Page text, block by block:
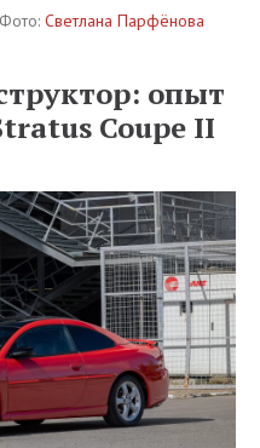
Фото: Светлана Парфёнова
опыт
Coupe II